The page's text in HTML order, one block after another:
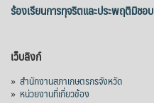
ร้องเรียนการทุจริตและประพฤติมิชอบ
เว็บลิงก์
» สำนักงานสภาเกษตรกรจังหวัด
» หน่วยงานที่เกี่ยวข้อง